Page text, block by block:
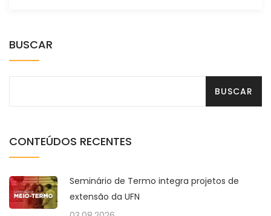
BUSCAR
CONTEÚDOS RECENTES
Seminário de Termo integra projetos de
extensão da UFN